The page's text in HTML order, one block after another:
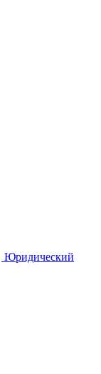
Юридический